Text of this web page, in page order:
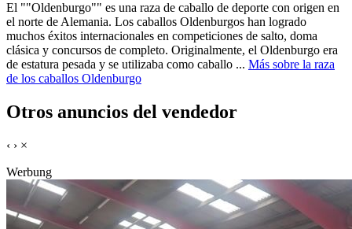
El ""Oldenburgo"" es una raza de caballo de deporte con origen en
el norte de Alemania. Los caballos Oldenburgos han logrado
muchos éxitos internacionales en competiciones de salto, doma
clásica y concursos de completo. Originalmente, el Oldenburgo era
de estatura pesada y se utilizaba como caballo ... Más sobre la raza
de los caballos Oldenburgo
Otros anuncios del vendedor
‹ › ×
Werbung